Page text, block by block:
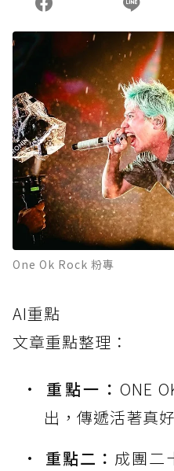
One Ok Rock 粉專
AI重點
文章重點整理：
重點一： ONE
出，傳遞活著真
重點二： 成團二